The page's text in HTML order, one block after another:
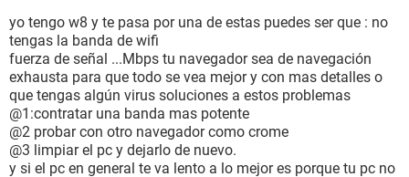
yo tengo w8 y te pasa por una de estas puedes ser que : no
tengas la banda de wifi
fuerza de señal ...Mbps tu navegador sea de navegación
exhausta para que todo se vea mejor y con mas detalles o
que tengas algún virus soluciones a estos problemas
@1:contratar una banda mas potente
@2 probar con otro navegador como crome
@3 limpiar el pc y dejarlo de nuevo.
y si el pc en general te va lento a lo mejor es porque tu pc no